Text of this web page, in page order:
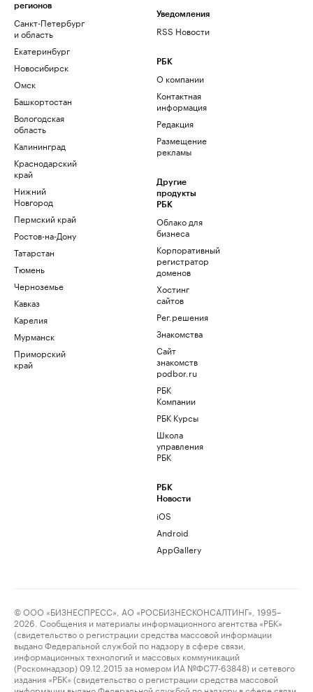
регионов
Санкт-Петербург
и область
Екатеринбург
Новосибирск
Омск
Башкортостан
Вологодская
область
Калининград
Краснодарский
край
Нижний
Новгород
Пермский край
Ростов-на-Дону
Татарстан
Тюмень
Черноземье
Кавказ
Карелия
Мурманск
Приморский
край
Уведомления
RSS Новости
РБК
О компании
Контактная
информация
Редакция
Размещение
рекламы
Другие
продукты
РБК
Облако для
бизнеса
Корпоративный
регистратор
доменов
Хостинг
сайтов
Рег.решения
Знакомства
Сайт
знакомств
podbor.ru
РБК
Компании
РБК Курсы
Школа
управления
РБК
РБК
Новости
iOS
Android
AppGallery
© ООО «БИЗНЕСПРЕСС», АО «РОСБИЗНЕСКОНСАЛТИНГ», 1995–
2026. Сообщения и материалы информационного агентства «РБК»
(свидетельство о регистрации средства массовой информации
выдано Федеральной службой по надзору в сфере связи,
информационных технологий и массовых коммуникаций
(Роскомнадзор) 09.12.2015 за номером ИА №ФС77-63848) и сетевого
издания «РБК» (свидетельство о регистрации средства массовой